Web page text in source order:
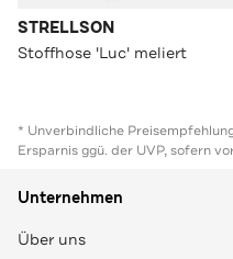
STRELLSON
Stoffhose 'Luc' meliert
* Unverbindliche
Ersparnis ggü. der UVP, sofern
Unternehmen
Über uns